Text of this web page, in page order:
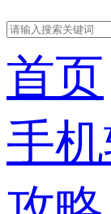
首页
手